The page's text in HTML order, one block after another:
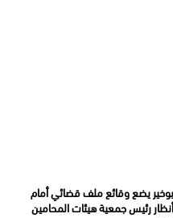
بوخير يضع وقائع ملف قضائي أمام
أنظار رئيس جمعية هيئات المحامين